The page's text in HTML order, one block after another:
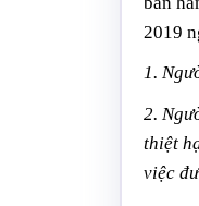
2019
1.
2.
thiệt
việc